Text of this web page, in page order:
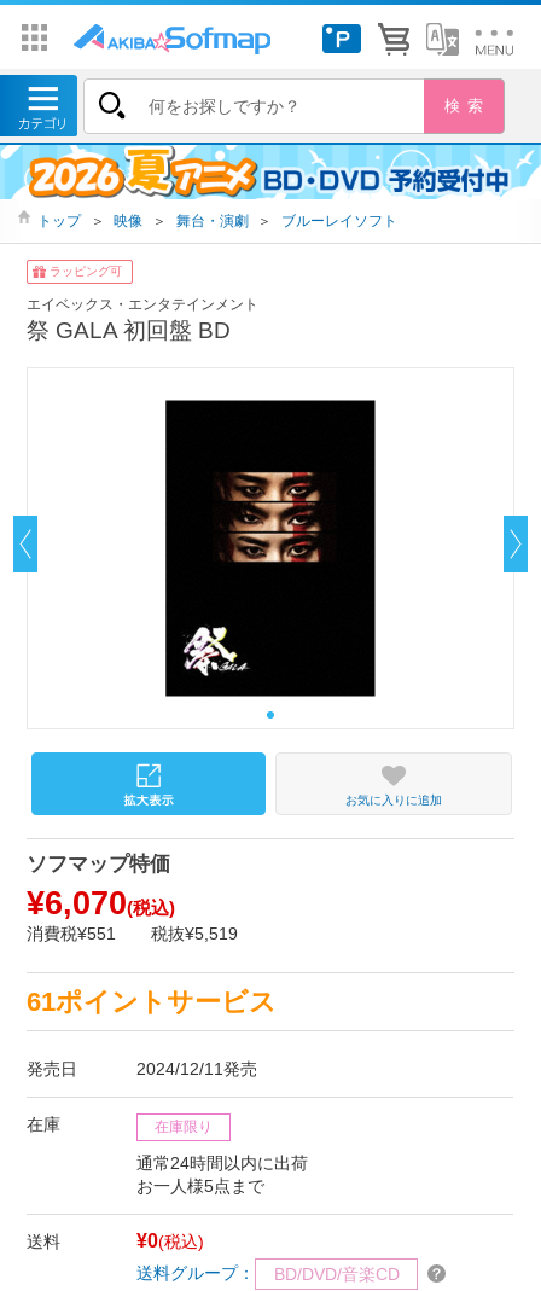
トップ ＞ 映像 ＞ 舞台・演劇 ＞ ブルーレイソフト
ラッピング可
エイベックス・エンタテインメント
祭 GALA 初回盤 BD
お気に入りに追加
ソフマップ特価
¥6,070(税込)
消費税¥551 税抜¥5,519
61ポイントサービス
発売日 2024/12/11発売
在庫 在庫限り
通常24時間以内に出荷
お一人様5点まで
送料 ¥0(税込)
送料グループ：
BD/DVD/音楽CD